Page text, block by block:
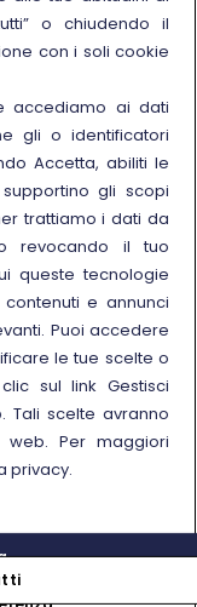
Accessibilità
o chiudendo il
con i soli cookie
accediamo ai dati
gli o identificatori
Accetta, abiliti le
gli scopi
trattiamo i dati da
revocando il tuo
queste tecnologie
e annunci
Puoi accedere
le tue scelte o
sul link Gestisci
Tali scelte avranno
Per maggiori
privacy.